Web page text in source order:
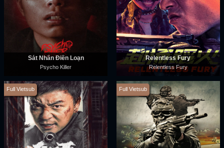
Sát Nhân Điên Loạn
Psycho Killer
Relentless Fury
Relentless Fury
Full Vietsub Full Vietsub